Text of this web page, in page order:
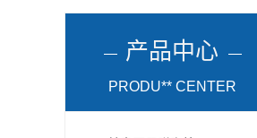
产品中心
PRODU** CENTER